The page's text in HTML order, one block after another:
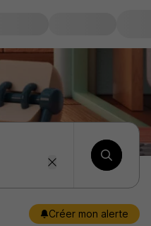
Créer mon alerte